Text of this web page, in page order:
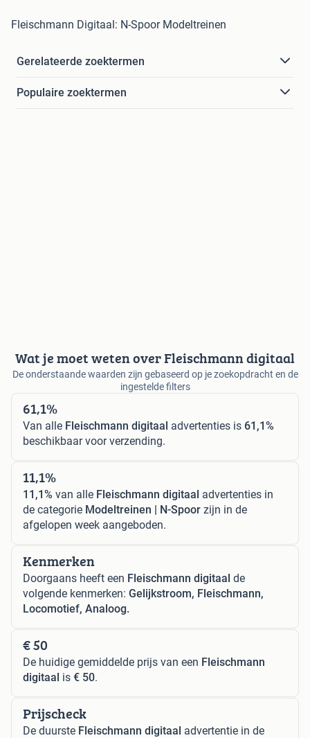
Fleischmann Digitaal: N-Spoor Modeltreinen
Gerelateerde zoektermen
Populaire zoektermen
Wat je moet weten over Fleischmann digitaal
De onderstaande waarden zijn gebaseerd op je zoekopdracht en de
ingestelde filters
61,1%
Van alle Fleischmann digitaal advertenties is 61,1%
beschikbaar voor verzending.
11,1%
11,1% van alle Fleischmann digitaal advertenties in
de categorie Modeltreinen | N-Spoor zijn in de
afgelopen week aangeboden.
Kenmerken
Doorgaans heeft een Fleischmann digitaal de
volgende kenmerken: Gelijkstroom, Fleischmann,
Locomotief, Analoog.
€ 50
De huidige gemiddelde prijs van een Fleischmann
digitaal is € 50.
Prijscheck
De duurste Fleischmann digitaal advertentie in de